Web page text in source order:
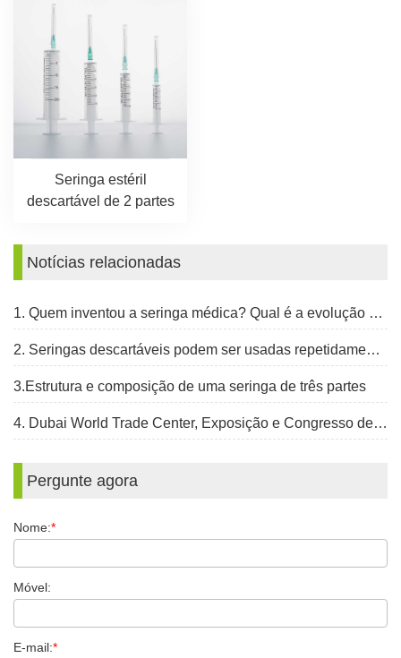
Seringa estéril
descartável de 2 partes
Notícias relacionadas
1. Quem inventou a seringa médica? Qual é a evolução da seringa?
2. Seringas descartáveis ​​podem ser usadas repetidamente?
3.Estrutura e composição de uma seringa de três partes
4. Dubai World Trade Center, Exposição e Congresso de Saúde Árabe, 30 de janeiro a 2 de fevereiro de 2023
Pergunte agora
Nome:*
Móvel:
E-mail:*